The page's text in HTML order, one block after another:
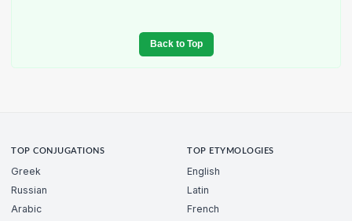
Back to Top
TOP CONJUGATIONS
Greek
Russian
Arabic
TOP ETYMOLOGIES
English
Latin
French